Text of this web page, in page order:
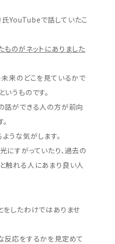
氏YouTubeで話していたこ
ものがネットにありました
未来のどこを見ているかで
うものです。
話ができる人の方が前向
うな気がします。
にすがっていたり、過去の
触れる人にあまり良い人
をしたわけではありませ
反応をするかを見定めて